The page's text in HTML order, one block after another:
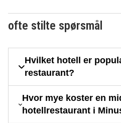
ofte stilte spørsmål
Hvilket hotell er
restaurant?
Hvor mye koster en
hotellrestaurant i